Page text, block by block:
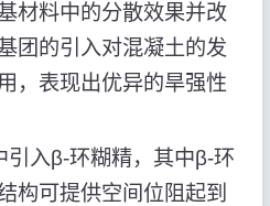
材料中的分散效果并改
团的引入对混凝土的发
，表现出优异的旱强性
引入β-环糊精，其中β-环
构可提供空间位阻起到